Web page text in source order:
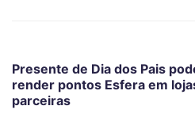
Presente de Dia dos Pais
render pontos Esfera em
parceiras